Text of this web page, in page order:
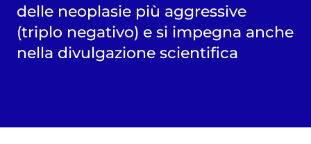
delle neoplasie più aggressive
(triplo negativo) e si impegna anche
nella divulgazione scientifica